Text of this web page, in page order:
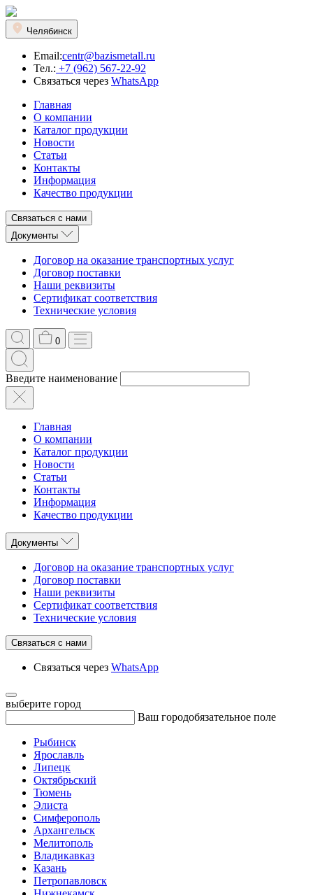
Челябинск
Email:centr@bazismetall.ru
Тел.: +7 (962) 567-22-92
Связаться через WhatsApp
Главная
О компании
Каталог продукции
Новости
Статьи
Контакты
Информация
Качество продукции
Связаться с нами
Документы
Договор на оказание транспортных услуг
Договор поставки
Наши реквизиты
Сертификат соответствия
Технические условия
0
Введите наименование
Главная
О компании
Каталог продукции
Новости
Статьи
Контакты
Информация
Качество продукции
Документы
Договор на оказание транспортных услуг
Договор поставки
Наши реквизиты
Сертификат соответствия
Технические условия
Связаться с нами
Связаться через WhatsApp
выберите город
Ваш городобязательное поле
Рыбинск
Ярославль
Липецк
Октябрьский
Тюмень
Элиста
Симферополь
Архангельск
Мелитополь
Владикавказ
Казань
Петропавловск